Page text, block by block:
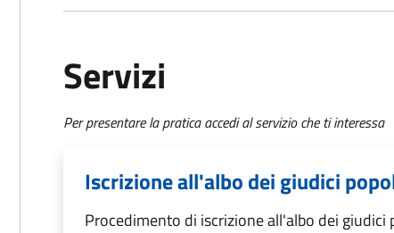
Servizi
Per presentare la pratica accedi al servizio che ti interessa
Iscrizione all'albo dei giudici
Procedimento di iscrizione all'albo dei giudici